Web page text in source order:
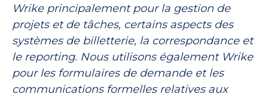
Wrike principalement pour la gestion de
projets et de tâches, certains aspects des
systèmes de billetterie, la correspondance et
le reporting. Nous utilisons également Wrike
pour les formulaires de demande et les
communications formelles relatives aux